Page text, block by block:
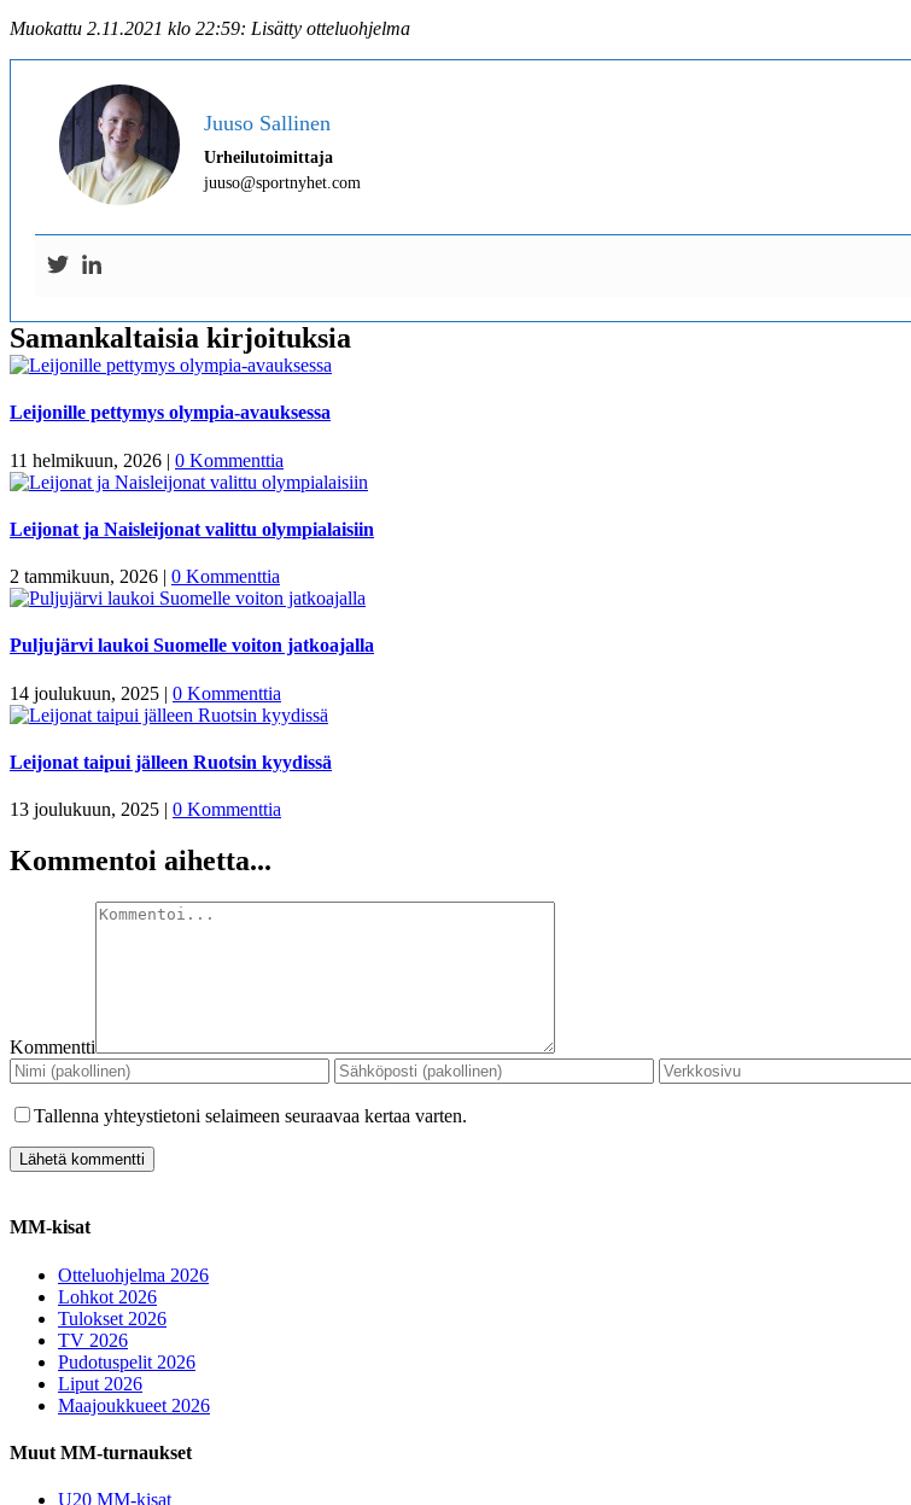
Muokattu 2.11.2021 klo 22:59: Lisätty otteluohjelma
Juuso Sallinen
Urheilutoimittaja
juuso@sportnyhet.com
Samankaltaisia kirjoituksia
Leijonille pettymys olympia-avauksessa
11 helmikuun, 2026 | 0 Kommenttia
Leijonat ja Naisleijonat valittu olympialaisiin
2 tammikuun, 2026 | 0 Kommenttia
Puljujärvi laukoi Suomelle voiton jatkoajalla
14 joulukuun, 2025 | 0 Kommenttia
Leijonat taipui jälleen Ruotsin kyydissä
13 joulukuun, 2025 | 0 Kommenttia
Kommentoi aihetta...
Kommentti
Tallenna yhteystietoni selaimeen seuraavaa kertaa varten.
MM-kisat
Otteluohjelma 2026
Lohkot 2026
Tulokset 2026
TV 2026
Pudotuspelit 2026
Liput 2026
Maajoukkueet 2026
Muut MM-turnaukset
U20 MM-kisat